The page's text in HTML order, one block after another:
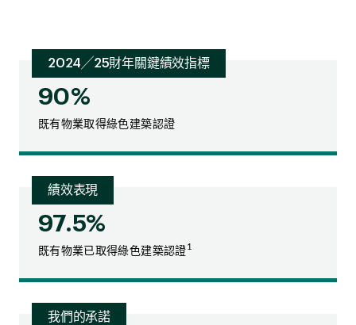
2024╱25財年關鍵績效指標
90%
既有物業取得綠色建築認證
績效表現
97.5%
既有物業已取得綠色建築認證1
我們的承諾